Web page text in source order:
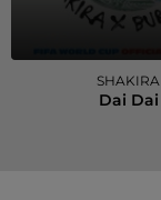
SHAKIRA
Dai Dai